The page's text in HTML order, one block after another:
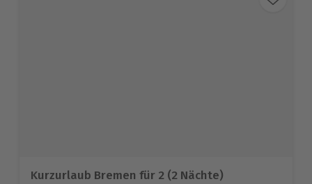
Kurzurlaub Bremen für 2 (2 Nächte)